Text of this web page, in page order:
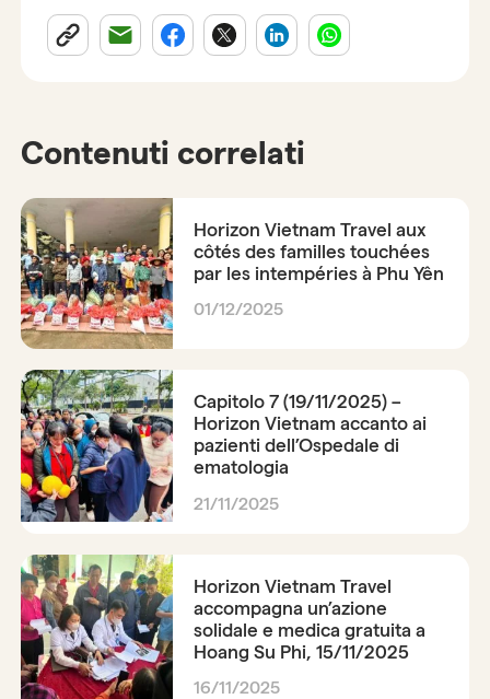
Contenuti correlati
Horizon Vietnam Travel aux
côtés des familles touchées
par les intempéries à Phu Yên
01/12/2025
Capitolo 7 (19/11/2025) –
Horizon Vietnam accanto ai
pazienti dell’Ospedale di
ematologia
21/11/2025
Horizon Vietnam Travel
accompagna un’azione
solidale e medica gratuita a
Hoang Su Phi, 15/11/2025
16/11/2025